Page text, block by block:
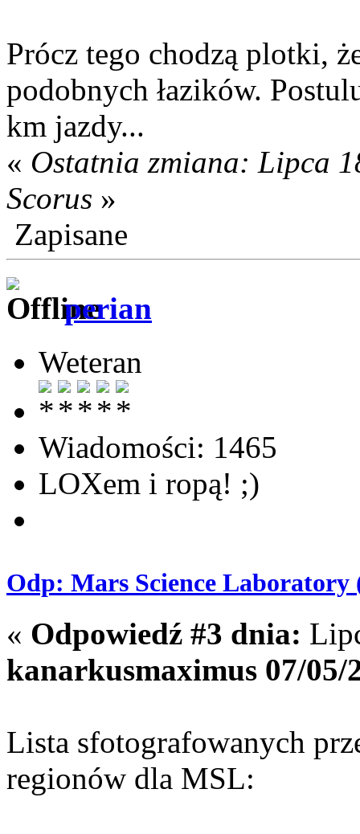
Prócz tego chodzą plotki,
podobnych łazików.
km jazdy...
« Ostatnia zmiana: Lipca
Scorus »
Zapisane
perian
Weteran
Wiadomości: 1465
LOXem i ropą! ;)
Odp: Mars Science
« Odpowiedź #3 dnia:
kanarkusmaximus 07/05/
Lista sfotografowanych
regionów dla MSL: